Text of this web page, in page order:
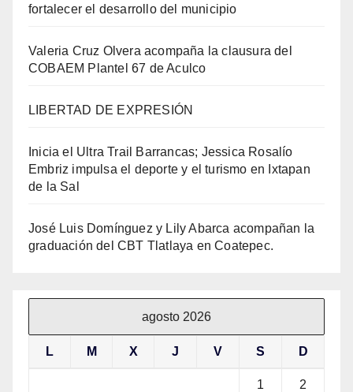
fortalecer el desarrollo del municipio
Valeria Cruz Olvera acompaña la clausura del
COBAEM Plantel 67 de Aculco
LIBERTAD DE EXPRESIÓN
Inicia el Ultra Trail Barrancas; Jessica Rosalío
Embriz impulsa el deporte y el turismo en Ixtapan
de la Sal
José Luis Domínguez y Lily Abarca acompañan la
graduación del CBT Tlatlaya en Coatepec.
agosto 2026
L M X J V S D
1 2